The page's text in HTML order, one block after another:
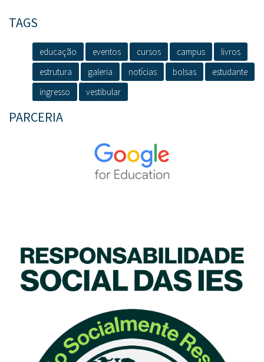
TAGS
educação eventos cursos campus
livros
estrutura
galeria notícias bolsas
estudante
ingresso
vestibular
PARCERIA